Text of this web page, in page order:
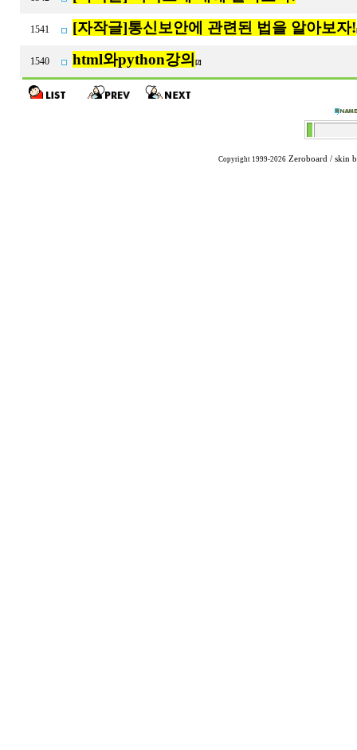
1541 [자작글]통신보안에 관련된 법을 알아보자!
1540 html와python강의 [2]
Copyright 1999-2026 Zeroboard / skin